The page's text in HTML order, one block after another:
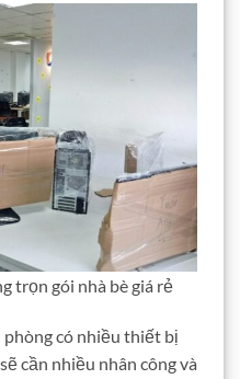
trọn gói nhà bè giá rẻ
phòng có nhiều thiết bị
cần nhiều nhân công và